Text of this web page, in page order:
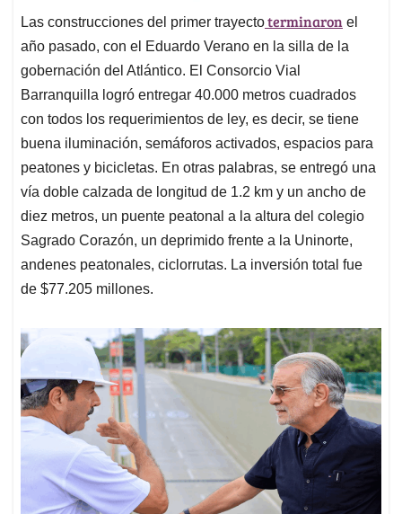
Las construcciones del primer trayectoterminaron el
año pasado, con el Eduardo Verano en la silla de la
gobernación del Atlántico. El Consorcio Vial
Barranquilla logró entregar 40.000 metros cuadrados
con todos los requerimientos de ley, es decir, se tiene
buena iluminación, semáforos activados, espacios para
peatones y bicicletas. En otras palabras, se entregó una
vía doble calzada de longitud de 1.2 km y un ancho de
diez metros, un puente peatonal a la altura del colegio
Sagrado Corazón, un deprimido frente a la Uninorte,
andenes peatonales, ciclorrutas. La inversión total fue
de $77.205 millones.